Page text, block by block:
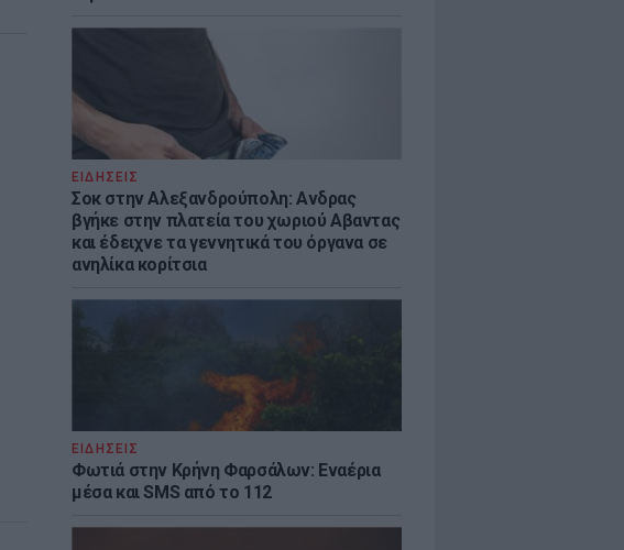
ΕΙΔΗΣΕΙΣ
Σοκ στην Αλεξανδρούπολη: Ανδρας
βγήκε στην πλατεία του χωριού Αβαντας
και έδειχνε τα γεννητικά του όργανα σε
ανηλίκα κορίτσια
ΕΙΔΗΣΕΙΣ
Φωτιά στην Κρήνη Φαρσάλων: Εναέρια
μέσα και SMS από το 112